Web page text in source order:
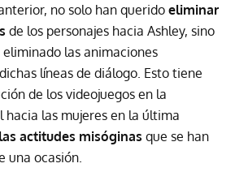
no solo han querido eliminar
de los personajes hacia Ashley, sino
las animaciones
líneas de diálogo. Esto tiene
de los videojuegos en la
las mujeres en la última
las actitudes misóginas que se han
una ocasión.